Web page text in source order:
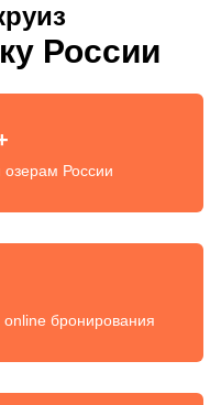
России
России
бронирования